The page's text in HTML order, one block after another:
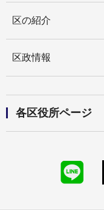
区の紹介
区政情報
各区役所ページ